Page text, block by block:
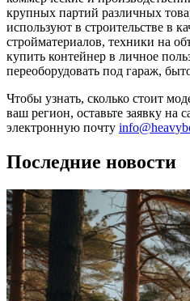
крупных партий различных
используют в строительстве в
стройматериалов, техники на
купить контейнер в личное
переоборудовать под гараж,
Чтобы узнать, сколько стоит
ваш регион, оставьте заявку на
электронную почту
Последние новости